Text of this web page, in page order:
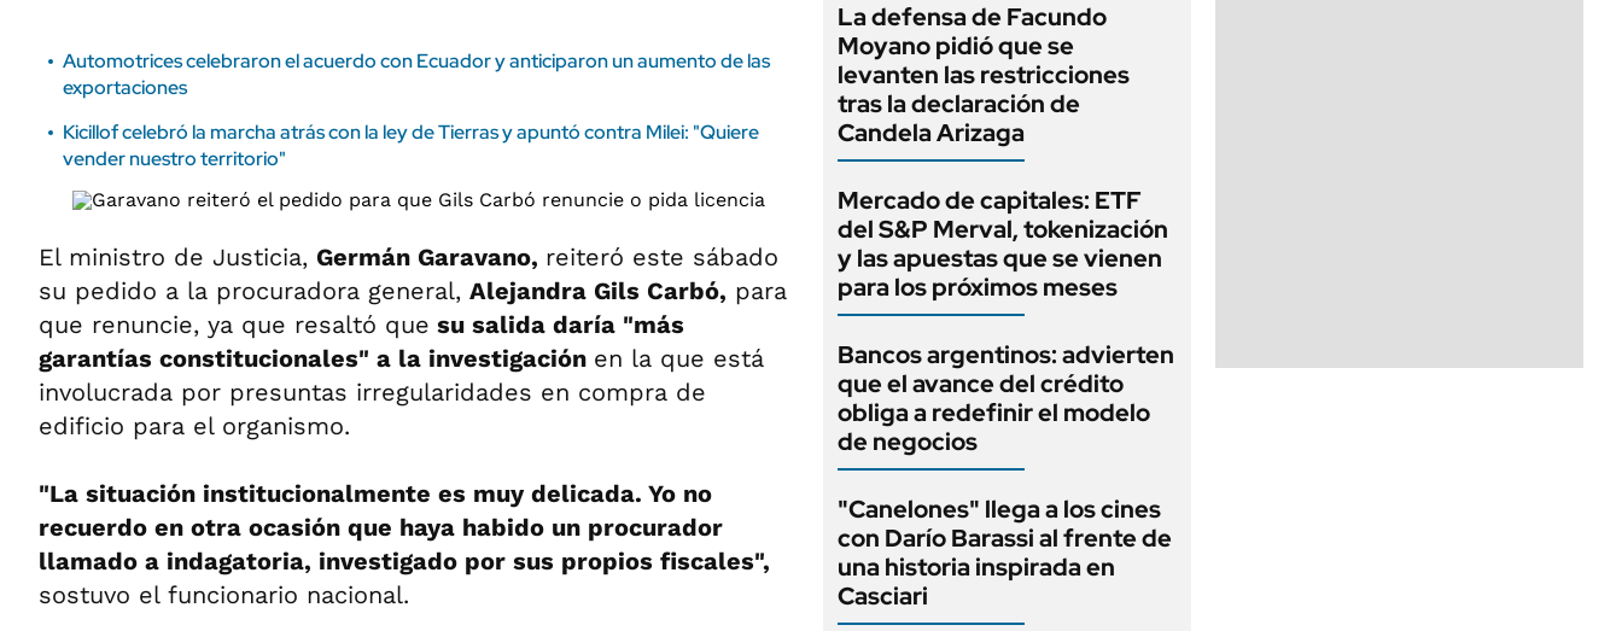
Automotrices celebraron el acuerdo con Ecuador y anticiparon un aumento de las
exportaciones
Kicillof celebró la marcha atrás con la ley de Tierras y apuntó contra Milei: "Quiere
vender nuestro territorio"
El ministro de Justicia, Germán Garavano, reiteró este sábado
su pedido a la procuradora general, Alejandra Gils Carbó, para
que renuncie, ya que resaltó que su salida daría "más
garantías constitucionales" a la investigación en la que está
involucrada por presuntas irregularidades en compra de
edificio para el organismo.
"La situación institucionalmente es muy delicada. Yo no
recuerdo en otra ocasión que haya habido un procurador
llamado a indagatoria, investigado por sus propios fiscales",
sostuvo el funcionario nacional.
La defensa de Facundo
Moyano pidió que se
levanten las restricciones
tras la declaración de
Candela Arizaga
Mercado de capitales: ETF
del S&P Merval, tokenización
y las apuestas que se vienen
para los próximos meses
Bancos argentinos: advierten
que el avance del crédito
obliga a redefinir el modelo
de negocios
"Canelones" llega a los cines
con Darío Barassi al frente de
una historia inspirada en
Casciari